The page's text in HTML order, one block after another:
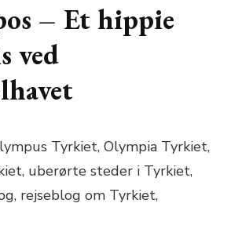
– Et hippie
ved